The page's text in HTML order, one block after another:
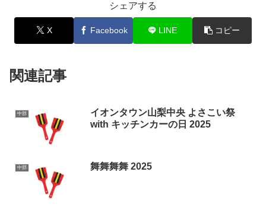
シェアする
X Facebook LINE コピー
関連記事
中部
イオンタウン山梨中央 よさこい祭
with キッチンカーの日 2025
中部 舞舞舞舞 2025